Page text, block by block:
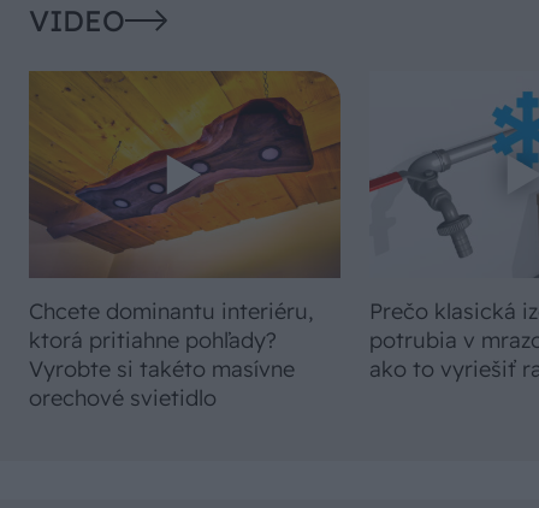
VIDEO
Chcete dominantu interiéru,
ktorá pritiahne pohľady?
Vyrobte si takéto masívne
orechové svietidlo
Prečo klasická
potrubia v
ako to vyriešiť